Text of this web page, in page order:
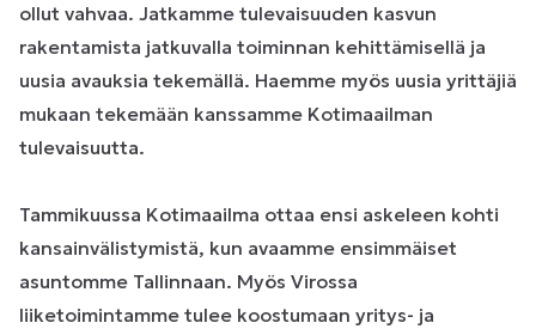
ollut vahvaa. Jatkamme tulevaisuuden kasvun
rakentamista jatkuvalla toiminnan kehittämisellä ja
uusia avauksia tekemällä. Haemme myös uusia yrittäjiä
mukaan tekemään kanssamme Kotimaailman
tulevaisuutta.
Tammikuussa Kotimaailma ottaa ensi askeleen kohti
kansainvälistymistä, kun avaamme ensimmäiset
asuntomme Tallinnaan. Myös Virossa
liiketoimintamme tulee koostumaan yritys- ja